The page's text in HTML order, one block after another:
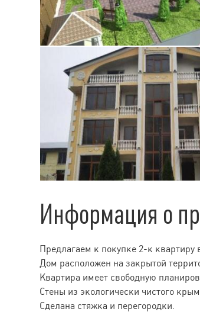
Информация о
Предлагаем к покупке 2-к квартиру
Дом расположен на закрытой
Квартира имеет свободную
Стены из экологически чистого
Сделана стяжка и перегородки.